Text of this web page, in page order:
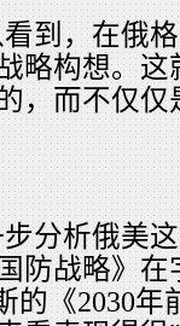
到，在俄
略构想。
，而不仅
分析俄美
防战略》在
的《2030年